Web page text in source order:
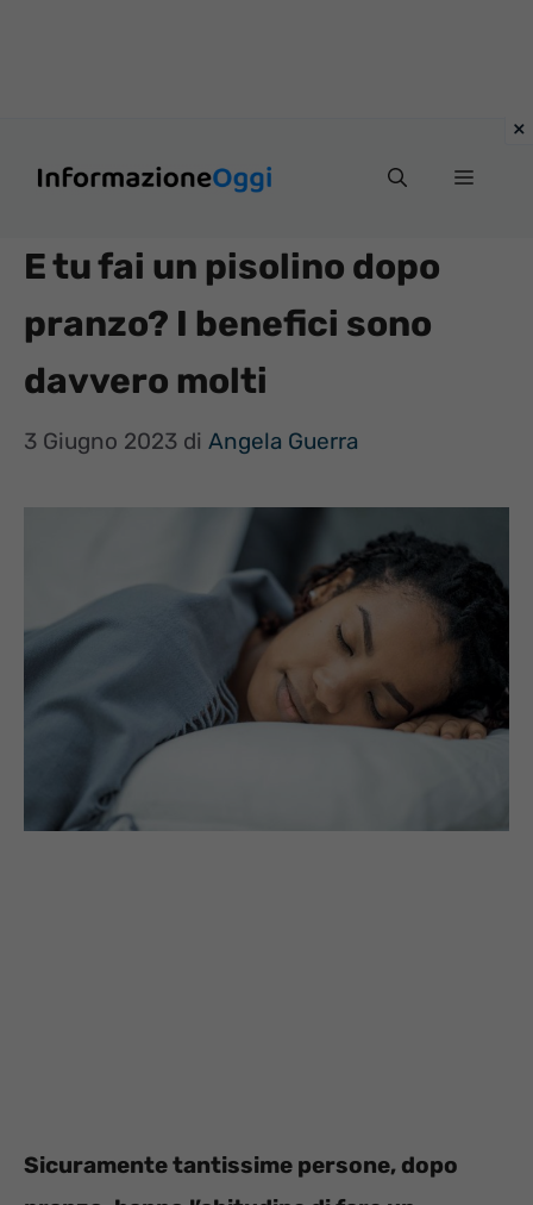
Menu
E tu fai un pisolino dopo
pranzo? I benefici sono
davvero molti
3 Giugno 2023 di Angela Guerra
Sicuramente tantissime persone, dopo